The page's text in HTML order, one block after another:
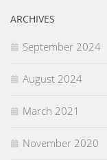
ARCHIVES
September 2024
August 2024
March 2021
November 2020